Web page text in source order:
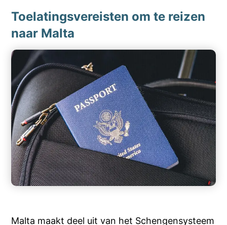
Toelatingsvereisten om te reizen
naar Malta
Malta maakt deel uit van het Schengensysteem